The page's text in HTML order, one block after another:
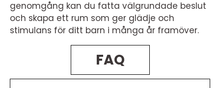
genomgång kan du fatta välgrundade beslut
och skapa ett rum som ger glädje och
stimulans för ditt barn i många år framöver.
FAQ